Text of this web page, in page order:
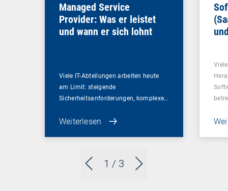
1 / 3
Managed Service
Provider: Was er leistet
und wann er sich lohnt
Viele IT-Abteilungen arbeiten heute
am Limit: steigende
Sicherheitsanforderungen, komplexe…
Weiterlesen